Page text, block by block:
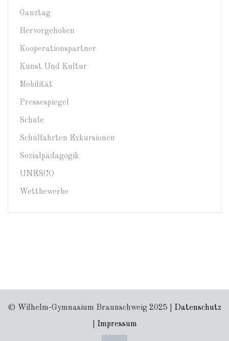
Ganztag
Hervorgehoben
Kooperationspartner
Kunst Und Kultur
Mobilität
Pressespiegel
Schule
Schulfahrten Exkursionen
Sozialpädagogik
UNESCO
Wettbewerbe
© Wilhelm-Gymnasium Braunschweig 2025 | Datenschutz
Impressum